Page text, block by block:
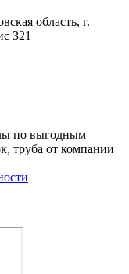
область, г.
321
по выгодным
труба от компании